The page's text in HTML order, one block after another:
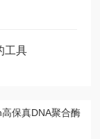
工具